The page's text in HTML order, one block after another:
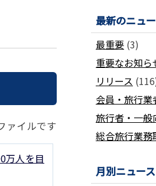
JATAニュースリリース
会報誌「じゃたこみ」
その他のお知らせ・ご案
各地方事務局の情報と活
関西事務局
北海道
東北事務局
関東事
中部事務局
中四国
旅行業法関連・関係法
イン等、約款申請 他
旅の安全・危機管理
障害者差別解消法
国土交通省ネガティブ
JATA主催のセミナー・研
セミナー・研修
各種 合格証・修了証の
ワーケーション/ブレジ
ラーケーション
数字が語る旅行業2025
数字が語る旅行業2024
数字が語る旅行業2023
数字が語る旅行業2022
「数字が語る旅行業」
(2024-2011)
旅行会社の月別取扱実
ビジネスに活用できる
ァイルです
万人を目
最新のニュ
最重要 (3)
重要なお知ら
リリース
会員・旅行業
旅行者・一般
総合旅行業
月別ニュー